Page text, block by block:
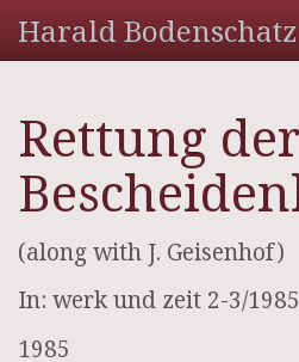
Harald Bodenschatz
Rettung der
(along with J. Geisenhof)
In: werk und zeit 2-3/1985
1985